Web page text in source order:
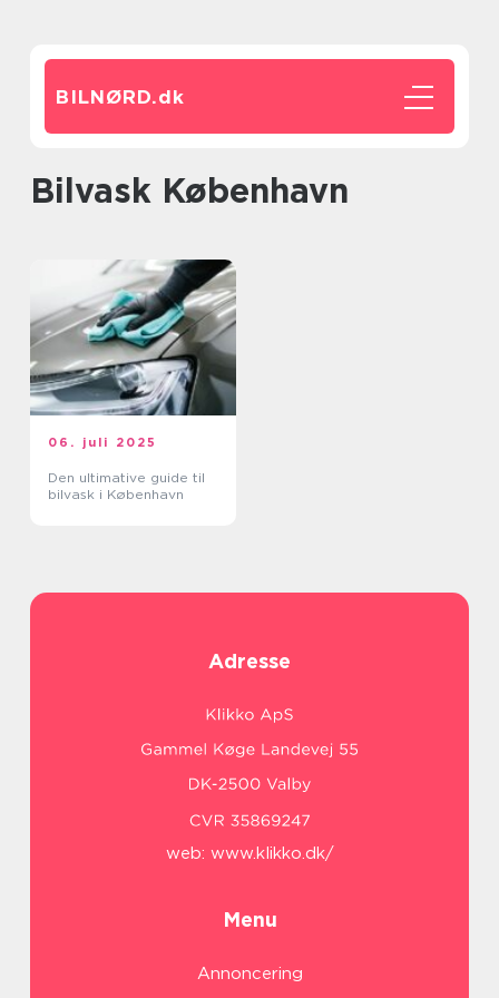
BILNØRD.dk
Bilvask København
06. juli 2025
Den ultimative guide til
bilvask i København
Adresse
web: www.klikko.dk/
Menu
Annoncering